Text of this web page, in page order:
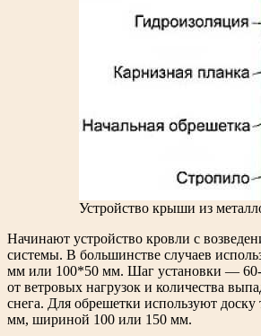
Устройство крыши из
Начинают устройство кровли с
системы. В большинстве случаев
мм или 100*50 мм. Шаг установки — 60-
от ветровых нагрузок и количества
снега. Для обрешетки используют
мм, шириной 100 или 150 мм.